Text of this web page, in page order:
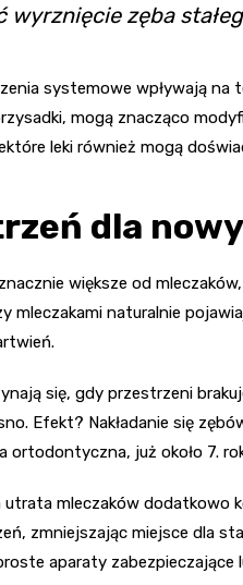
wyrznięcie zęba
systemowe wpływają na
mogą znacząco
leki również mogą
dla
większe od
mleczakami naturalnie
się, gdy przestrzeni
Efekt? Nakładanie się
ortodontyczna, już około 7.
utrata mleczaków dodatkowo
zmniejszając miejsce dla
aparaty zabezpieczające